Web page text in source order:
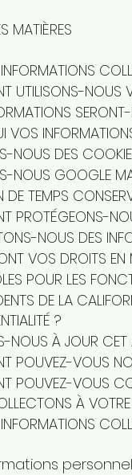
MATIÈRES
INFORMATIONS
UTILISONS-NOUS
SERONT-
VOS
NOUS DES
NOUS GOOGLE
DE TEMPS
PROTÉGEONS-
NOUS DES
VOS DROITS EN
POUR LES
DE LA
?
NOUS À JOUR CET
POUVEZ-VOUS
POUVEZ-VOUS
À
INFORMATIONS